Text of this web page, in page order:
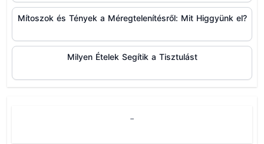
Mítoszok és Tények a Méregtelenítésről: Mit Higgyünk el?
Milyen Ételek Segítik a Tisztulást
-